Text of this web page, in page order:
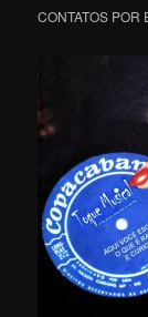
CONTATOS